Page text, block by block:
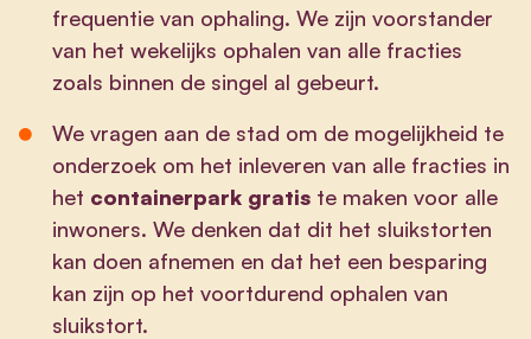
frequentie van ophaling. We zijn voorstander
van het wekelijks ophalen van alle fracties
zoals binnen de singel al gebeurt.
We vragen aan de stad om de mogelijkheid te
onderzoek om het inleveren van alle fracties in
het containerpark gratiste maken voor alle
inwoners. We denken dat dit het sluikstorten
kan doen afnemen en dat het een besparing
kan zijn op het voortdurend ophalen van
sluikstort.